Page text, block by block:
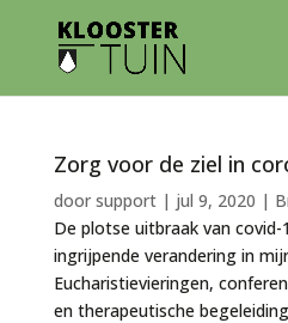
Zorg voor de ziel in
door support| jul 9, 2020 |
De plotse uitbraak van
ingrijpende verandering in
Eucharistievieringen,
en therapeutische